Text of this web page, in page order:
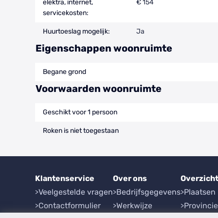
elektra, internet,
servicekosten:
€ 154
Huurtoeslag mogelijk: Ja
Eigenschappen woonruimte
Begane grond
Voorwaarden woonruimte
Geschikt voor 1 persoon
Roken is niet toegestaan
Klantenservice
Veelgestelde vragen
Contactformulier
Over ons
Bedrijfsgegevens
Werkwijze
Plaatsen